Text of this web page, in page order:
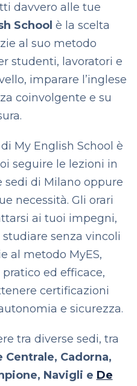
davvero alle tue
School è la scelta
al suo metodo
studenti, lavoratori e
imparare l’inglese
coinvolgente e su
My English School è
seguire le lezioni in
sedi di Milano oppure
necessità. Gli orari
ai tuoi impegni,
senza vincoli
al metodo MyES,
pratico ed efficace,
certificazioni
e sicurezza.
tra diverse sedi, tra
Centrale, Cadorna,
Navigli e De